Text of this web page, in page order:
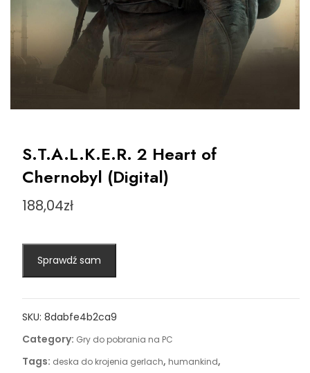
S.T.A.L.K.E.R. 2 Heart of
Chernobyl (Digital)
188,04zł
Sprawdź sam
SKU: 8dabfe4b2ca9
Category: Gry do pobrania na PC
Tags: deska do krojenia gerlach, humankind,